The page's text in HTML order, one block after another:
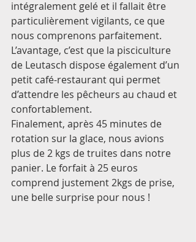
intégralement gelé et il fallait être
particulièrement vigilants, ce que
nous comprenons parfaitement.
L’avantage, c’est que la pisciculture
de Leutasch dispose également d’un
petit café-restaurant qui permet
d’attendre les pêcheurs au chaud et
confortablement.
Finalement, après 45 minutes de
rotation sur la glace, nous avions
plus de 2 kgs de truites dans notre
panier. Le forfait à 25 euros
comprend justement 2kgs de prise,
une belle surprise pour nous !